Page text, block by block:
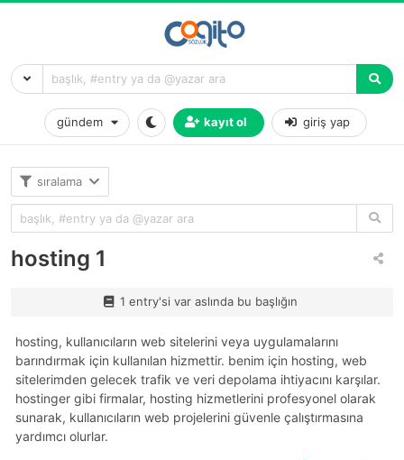
gündem kayıt ol giriş yap
sıralama
hosting 1
1 entry'si var aslında bu başlığın
hosting, kullanıcıların web sitelerini veya uygulamalarını
barındırmak için kullanılan hizmettir. benim için hosting, web
sitelerimden gelecek trafik ve veri depolama ihtiyacını karşılar.
hostinger gibi firmalar, hosting hizmetlerini profesyonel olarak
sunarak, kullanıcıların web projelerini güvenle çalıştırmasına
yardımcı olurlar.